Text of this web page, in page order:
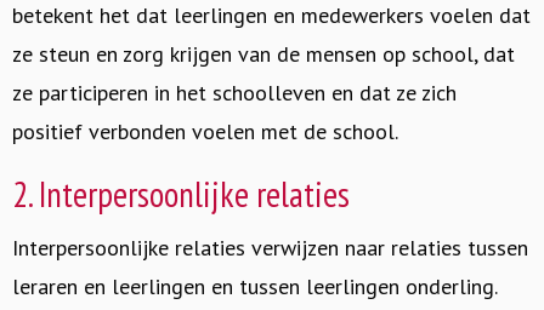
betekent het dat leerlingen en medewerkers voelen dat
ze steun en zorg krijgen van de mensen op school, dat
ze participeren in het schoolleven en dat ze zich
positief verbonden voelen met de school.
2. Interpersoonlijke relaties
Interpersoonlijke relaties verwijzen naar relaties tussen
leraren en leerlingen en tussen leerlingen onderling.